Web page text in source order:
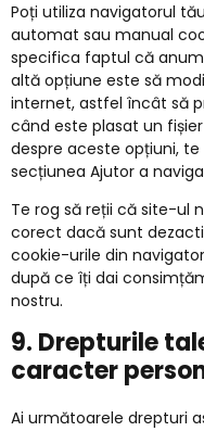
Poți utiliza navigatorul
automat sau manual
specifica faptul că
altă opțiune este să
internet, astfel încât să
când este plasat un
despre aceste opțiuni,
secțiunea Ajutor a
Te rog să reții că site-ul
corect dacă sunt
cookie-urile din
după ce îți dai
nostru.
9. Drepturile
caracter
Ai următoarele drepturi